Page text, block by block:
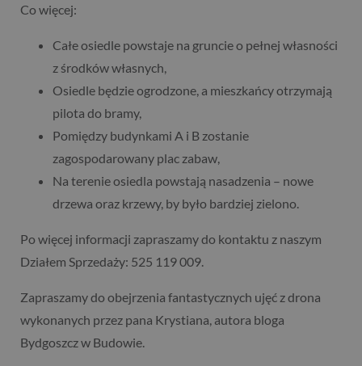
Co więcej:
Całe osiedle powstaje na gruncie o pełnej własności
z środków własnych,
Osiedle będzie ogrodzone, a mieszkańcy otrzymają
pilota do bramy,
Pomiędzy budynkami A i B zostanie
zagospodarowany plac zabaw,
Na terenie osiedla powstają nasadzenia – nowe
drzewa oraz krzewy, by było bardziej zielono.
Po więcej informacji zapraszamy do kontaktu z naszym
Działem Sprzedaży: 525 119 009.
Zapraszamy do obejrzenia fantastycznych ujęć z drona
wykonanych przez pana Krystiana, autora bloga
Bydgoszcz w Budowie.